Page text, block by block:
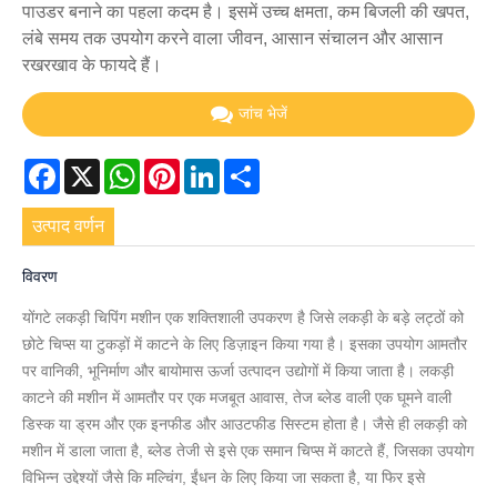
पाउडर बनाने का पहला कदम है। इसमें उच्च क्षमता, कम बिजली की खपत,
लंबे समय तक उपयोग करने वाला जीवन, आसान संचालन और आसान
रखरखाव के फायदे हैं।
जांच भेजें
Facebook
X WhatsApp
PinterestLinkedIn
उत्पाद वर्णन
विवरण
योंगटे लकड़ी चिपिंग मशीन एक शक्तिशाली उपकरण है जिसे लकड़ी के बड़े लट्ठों को
छोटे चिप्स या टुकड़ों में काटने के लिए डिज़ाइन किया गया है। इसका उपयोग आमतौर
पर वानिकी, भूनिर्माण और बायोमास ऊर्जा उत्पादन उद्योगों में किया जाता है। लकड़ी
काटने की मशीन में आमतौर पर एक मजबूत आवास, तेज ब्लेड वाली एक घूमने वाली
डिस्क या ड्रम और एक इनफीड और आउटफीड सिस्टम होता है। जैसे ही लकड़ी को
मशीन में डाला जाता है, ब्लेड तेजी से इसे एक समान चिप्स में काटते हैं, जिसका उपयोग
विभिन्न उद्देश्यों जैसे कि मल्चिंग, ईंधन के लिए किया जा सकता है, या फिर इसे